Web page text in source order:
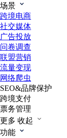
场景
跨境电商
社交媒体
广告投放
问卷调查
联盟营销
流量变现
网络爬虫
SEO&品牌保护
跨境支付
票务管理
更多 收起
功能